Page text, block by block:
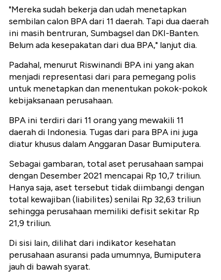
"Mereka sudah bekerja dan udah menetapkan
sembilan calon BPA dari 11 daerah. Tapi dua daerah
ini masih bentruran, Sumbagsel dan DKI-Banten.
Belum ada kesepakatan dari dua BPA," lanjut dia.
Padahal, menurut Riswinandi BPA ini yang akan
menjadi representasi dari para pemegang polis
untuk menetapkan dan menentukan pokok-pokok
kebijaksanaan perusahaan.
BPA ini terdiri dari 11 orang yang mewakili 11
daerah di Indonesia. Tugas dari para BPA ini juga
diatur khusus dalam Anggaran Dasar Bumiputera.
Sebagai gambaran, total aset perusahaan sampai
dengan Desember 2021 mencapai Rp 10,7 triliun.
Hanya saja, aset tersebut tidak diimbangi dengan
total kewajiban (liabilites) senilai Rp 32,63 triliun
sehingga perusahaan memiliki defisit sekitar Rp
21,9 triliun.
Di sisi lain, dilihat dari indikator kesehatan
perusahaan asuransi pada umumnya, Bumiputera
jauh di bawah syarat.